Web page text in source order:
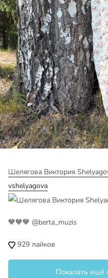
Шелягова Виктория
vshelyagova
💙💙💙 @berta_muzis
929 лайков
Показать ещё